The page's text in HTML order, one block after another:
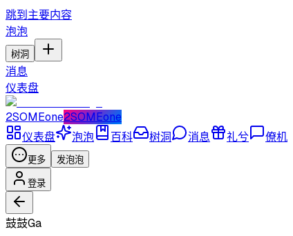
跳到主要内容
泡泡
树洞
消息
仪表盘
2SOMEone2SOMEone
仪表盘
泡泡 百科 树洞 消息 礼兮 僚机
更多 发泡泡
登录
鼓鼓Ga